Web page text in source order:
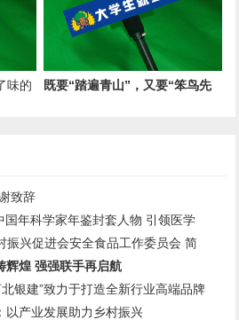
味的
既要“踏遍青山”，又要“笨鸟先
致辞
年科学家年鉴封套人物 引领医学
振兴促进会安全食品工作委员会 简
辉煌 强强联手再启航
银建”致力于打造全新行业高端品牌
以产业发展助力乡村振兴